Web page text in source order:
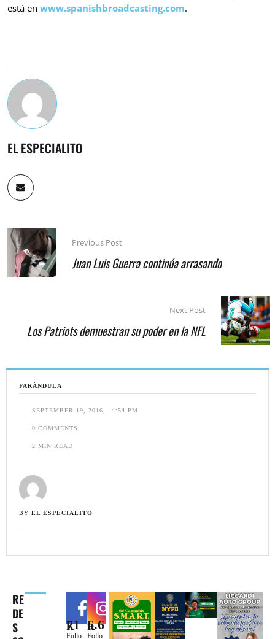
FARÁNDULA
SEPTEMBER 19, 2016 4:54 PM
0 COMMENTS
2 MIN READ
BY EL ESPECIALITO
RE
DE
S
71k
Follo
6.6k
Follo
está en www.spanishbroadcasting.com.
EL ESPECIALITO
Previous Post
Juan Luis Guerra continúa arrasando
Next Post
Los Patriots demuestran su poder en la NFL